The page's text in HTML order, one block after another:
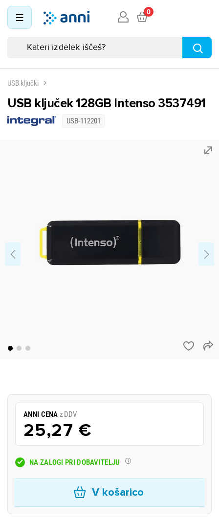
0
USB ključki
USB ključek 128GB Intenso 3537491
USB-112201
ANNI CENA z DDV
25,27 €
NA ZALOGI PRI DOBAVITELJU
V košarico